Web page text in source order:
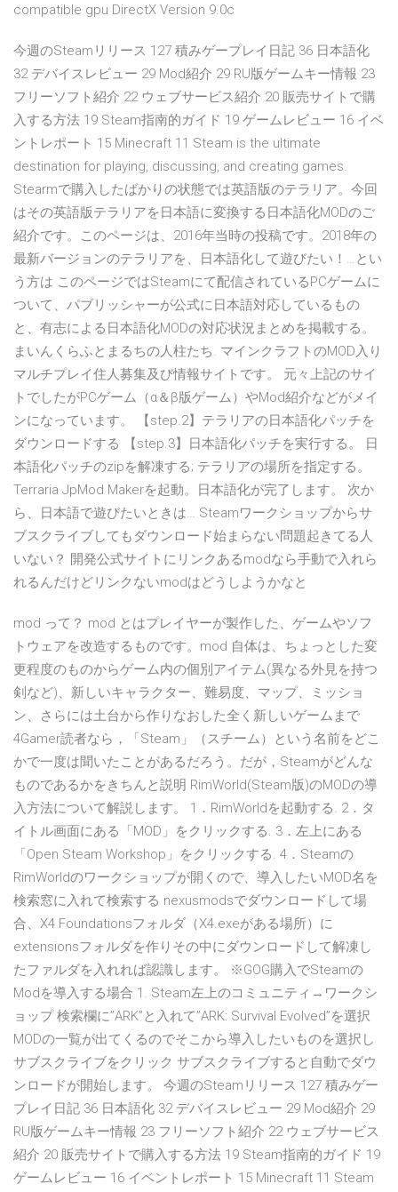
compatible gpu DirectX Version 9.0c
今週のSteamリリース 127 積みゲープレイ日記 36 日本語化
32 デバイスレビュー 29 Mod紹介 29 RU版ゲームキー情報 23
フリーソフト紹介 22 ウェブサービス紹介 20 販売サイトで購
入する方法 19 Steam指南的ガイド 19 ゲームレビュー 16 イベ
ントレポート 15 Minecraft 11 Steam is the ultimate
destination for playing, discussing, and creating games.
Stearmで購入したばかりの状態では英語版のテラリア。今回
はその英語版テラリアを日本語に変換する日本語化MODのご
紹介です。このページは、2016年当時の投稿です。2018年の
最新バージョンのテラリアを、日本語化して遊びたい！…とい
う方は このページではSteamにて配信されているPCゲームに
ついて、パブリッシャーが公式に日本語対応しているもの
と、有志による日本語化MODの対応状況まとめを掲載する。
まいんくらふとまるちの人柱たち. マインクラフトのMOD入り
マルチプレイ住人募集及び情報サイトです。 元々上記のサイ
トでしたがPCゲーム（α＆β版ゲーム）やMod紹介などがメイ
ンになっています。 【step.2】テラリアの日本語化パッチを
ダウンロードする 【step.3】日本語化パッチを実行する。 日
本語化パッチのzipを解凍する; テラリアの場所を指定する。
Terraria JpMod Makerを起動。日本語化が完了します。 次か
ら、日本語で遊びたいときは… Steamワークショップからサ
ブスクライブしてもダウンロード始まらない問題起きてる人
いない？ 開発公式サイトにリンクあるmodなら手動で入れら
れるんだけどリンクないmodはどうしようかなと
mod って？ mod とはプレイヤーが製作した、ゲームやソフ
トウェアを改造するものです。mod 自体は、ちょっとした変
更程度のものからゲーム内の個別アイテム(異なる外見を持つ
剣など)、新しいキャラクター、難易度、マップ、ミッショ
ン、さらには土台から作りなおした全く新しいゲームまで
4Gamer読者なら，「Steam」（スチーム）という名前をどこ
かで一度は聞いたことがあるだろう。だが，Steamがどんな
ものであるかをきちんと説明 RimWorld(Steam版)のMODの導
入方法について解説します。 1．RimWorldを起動する. 2．タ
イトル画面にある「MOD」をクリックする. 3．左上にある
「Open Steam Workshop」をクリックする. 4．Steamの
RimWorldのワークショップが開くので、導入したいMOD名を
検索窓に入れて検索する nexusmodsでダウンロードして場
合、X4 Foundationsフォルダ（X4.exeがある場所）に
extensionsフォルダを作りその中にダウンロードして解凍し
たファルダを入れれば認識します。 ※GOG購入でSteamの
Modを導入する場合 1. Steam左上のコミュニティ→ワークシ
ョップ 検索欄に”ARK”と入れて”ARK: Survival Evolved”を選択
MODの一覧が出てくるのでそこから導入したいものを選択し
サブスクライブをクリック サブスクライブすると自動でダウ
ンロードが開始します。 今週のSteamリリース 127 積みゲー
プレイ日記 36 日本語化 32 デバイスレビュー 29 Mod紹介 29
RU版ゲームキー情報 23 フリーソフト紹介 22 ウェブサービス
紹介 20 販売サイトで購入する方法 19 Steam指南的ガイド 19
ゲームレビュー 16 イベントレポート 15 Minecraft 11 Steam